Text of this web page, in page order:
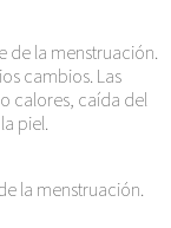
de la menstruación.
cambios. Las
calores, caída del
piel.
la menstruación.